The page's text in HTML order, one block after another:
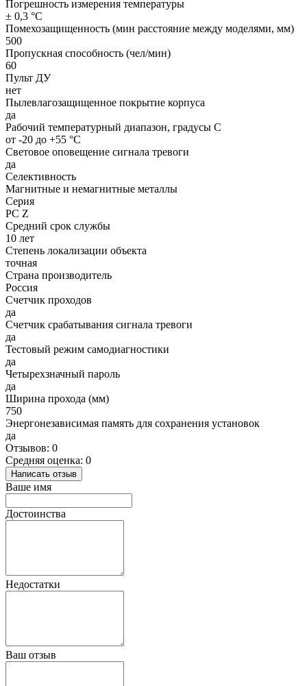
Погрешность измерения температуры
± 0,3 °C
Помехозащищенность (мин расстояние между моделями, мм)
500
Пропускная способность (чел/мин)
60
Пульт ДУ
нет
Пылевлагозащищенное покрытие корпуса
да
Рабочий температурный диапазон, градусы С
от -20 до +55 °C
Световое оповещение сигнала тревоги
да
Селективность
Магнитные и немагнитные металлы
Серия
РС Z
Средний срок службы
10 лет
Степень локализации объекта
точная
Страна производитель
Россия
Счетчик проходов
да
Счетчик срабатывания сигнала тревоги
да
Тестовый режим самодиагностики
да
Четырехзначный пароль
да
Ширина прохода (мм)
750
Энергонезависимая память для сохранения установок
да
Отзывов: 0
Средняя оценка: 0
Написать отзыв
Ваше имя
Достоинства
Недостатки
Ваш отзыв